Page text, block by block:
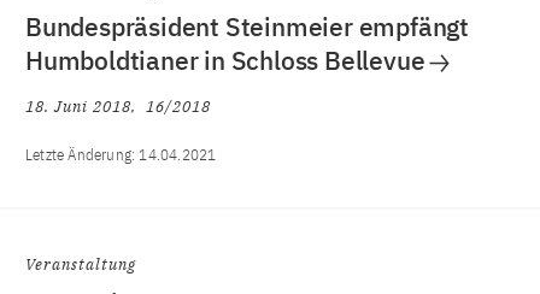
Bundespräsident Steinmeier empfängt
Humboldtianer in Schloss Bellevue
18. Juni 2018 16/2018
Letzte Änderung:14.04.2021
Veranstaltung